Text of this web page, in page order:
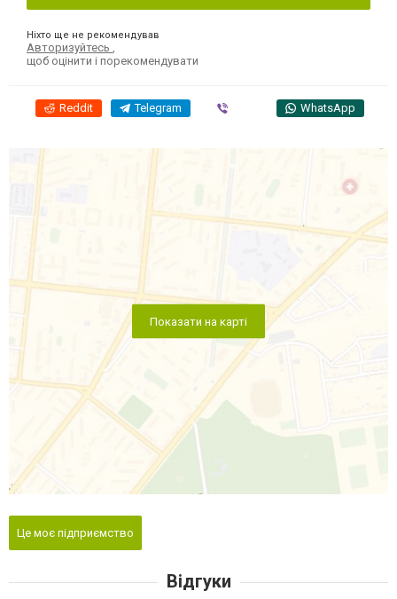
Ніхто ще не рекомендував
Авторизуйтесь
щоб оцінити і порекомендувати
Reddit Telegram WhatsApp
Показати на карті
Це моє підприємство
Відгуки